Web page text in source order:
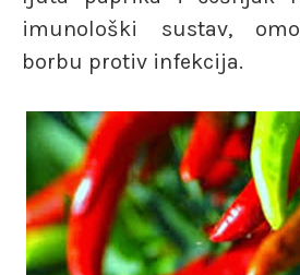
imunološki sustav,
borbu protiv infekcija.